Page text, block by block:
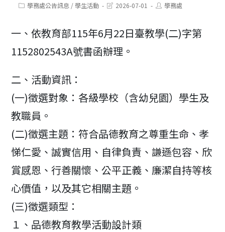
Post學務處公告訊息 / 學生活動
Post2026-07-01
Post學務處
一、依教育部115年6月22日臺教學(二)字第
1152802543A號書函辦理。
二、活動資訊：
(一)徵選對象：各級學校（含幼兒園）學生及
教職員。
(二)徵選主題：符合品德教育之尊重生命、孝
悌仁愛、誠實信用、自律負責、謙遜包容、欣
賞感恩、行善關懷、公平正義、廉潔自持等核
心價值，以及其它相關主題。
(三)徵選類型：
１、品德教育教學活動設計類